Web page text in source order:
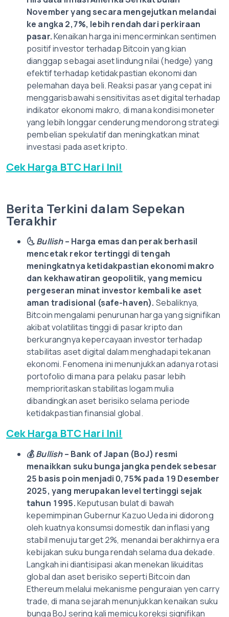
November yang secara mengejutkan melandai
ke angka 2,7%, lebih rendah dari perkiraan
pasar.Kenaikan harga ini mencerminkan sentimen
positif investor terhadap Bitcoin yang kian
dianggap sebagai aset lindung nilai (hedge) yang
efektif terhadap ketidakpastian ekonomi dan
pelemahan daya beli. Reaksi pasar yang cepat ini
menggarisbawahi sensitivitas aset digital terhadap
indikator ekonomi makro, di mana kondisi moneter
yang lebih longgar cenderung mendorong strategi
pembelian spekulatif dan meningkatkan minat
investasi pada aset kripto.
Cek Harga BTC Hari Ini!
Berita Terkini dalam Sepekan
Terakhir
🌜Bullish– Harga emas dan perak berhasil
mencetak rekor tertinggi di tengah
meningkatnya ketidakpastian ekonomi makro
dan kekhawatiran geopolitik, yang memicu
pergeseran minat investor kembali ke aset
aman tradisional (safe-haven). Sebaliknya,
Bitcoin mengalami penurunan harga yang signifikan
akibat volatilitas tinggi di pasar kripto dan
berkurangnya kepercayaan investor terhadap
stabilitas aset digital dalam menghadapi tekanan
ekonomi. Fenomena ini menunjukkan adanya rotasi
portofolio di mana para pelaku pasar lebih
memprioritaskan stabilitas logam mulia
dibandingkan aset berisiko selama periode
ketidakpastian finansial global.
Cek Harga BTC Hari Ini!
💰Bullish– Bank of Japan (BoJ) resmi
menaikkan suku bunga jangka pendek sebesar
25 basis poin menjadi 0,75% pada 19 Desember
2025, yang merupakan level tertinggi sejak
tahun 1995.Keputusan bulat di bawah
kepemimpinan Gubernur Kazuo Ueda ini didorong
oleh kuatnya konsumsi domestik dan inflasi yang
stabil menuju target 2%, menandai berakhirnya era
kebijakan suku bunga rendah selama dua dekade.
Langkah ini diantisipasi akan menekan likuiditas
global dan aset berisiko seperti Bitcoin dan
Ethereum melalui mekanisme penguraian yen carry
trade, di mana sejarah menunjukkan kenaikan suku
bunga BoJ sering kali memicu koreksi signifikan